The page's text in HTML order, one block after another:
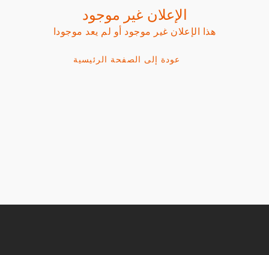
الإعلان غير موجود
هذا الإعلان غير موجود أو لم يعد موجودا
عودة إلى الصفحة الرئيسية